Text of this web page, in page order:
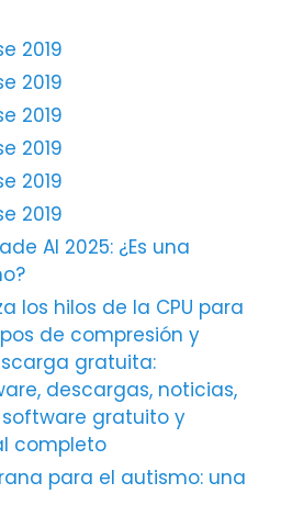
2019
2019
2019
2019
2019
2019
AI 2025: ¿Es una
los hilos de la CPU para
de compresión y
gratuita:
descargas, noticias,
gratuito y
completo
para el autismo: una